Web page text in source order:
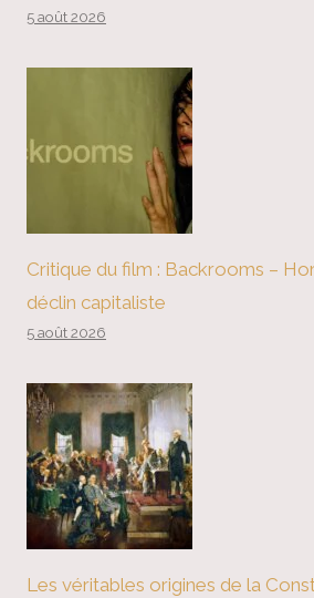
5 août 2026
Critique du film : Backrooms –
déclin capitaliste
5 août 2026
Les véritables origines de la